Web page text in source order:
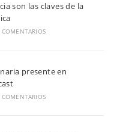
son las claves de la
presente en